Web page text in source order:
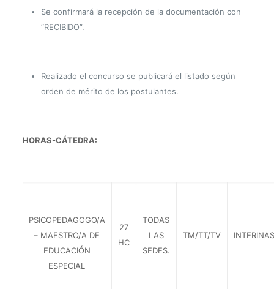
Se confirmará la recepción de la documentación con
“RECIBIDO”.
Realizado el concurso se publicará el listado según
orden de mérito de los postulantes.
HORAS-CÁTEDRA:
PSICOPEDAGOGO/A
– MAESTRO/A DE
EDUCACIÓN
ESPECIAL
27
HC
TODAS
LAS
SEDES.
TM/TT/TV INTERINAS